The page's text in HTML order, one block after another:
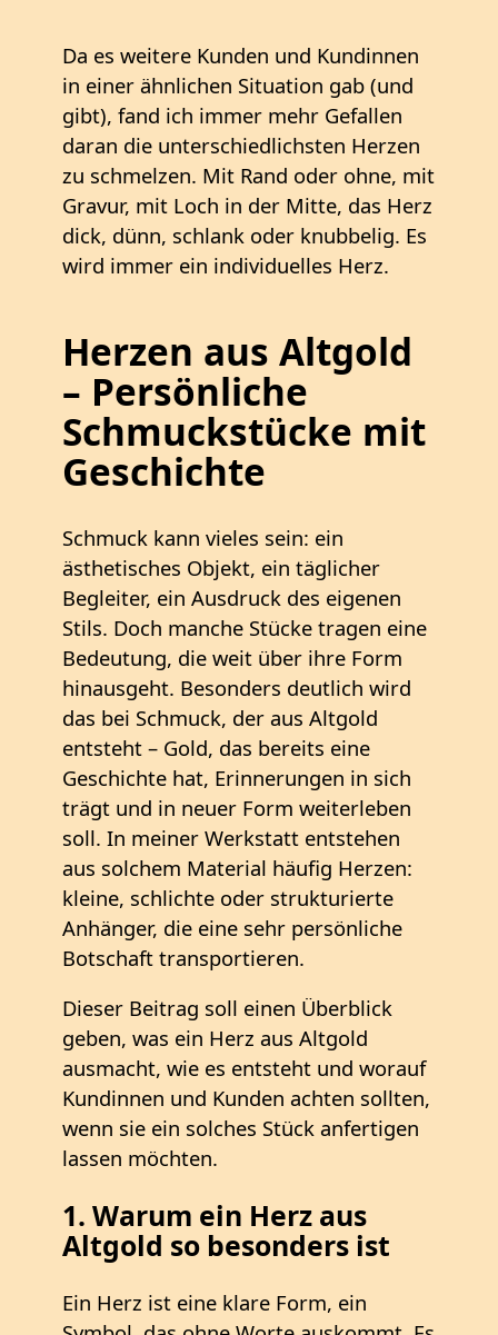
Da es weitere Kunden und Kundinnen
in einer ähnlichen Situation gab (und
gibt), fand ich immer mehr Gefallen
daran die unterschiedlichsten Herzen
zu schmelzen. Mit Rand oder ohne, mit
Gravur, mit Loch in der Mitte, das Herz
dick, dünn, schlank oder knubbelig. Es
wird immer ein individuelles Herz.
Herzen aus Altgold
– Persönliche
Schmuckstücke mit
Geschichte
Schmuck kann vieles sein: ein
ästhetisches Objekt, ein täglicher
Begleiter, ein Ausdruck des eigenen
Stils. Doch manche Stücke tragen eine
Bedeutung, die weit über ihre Form
hinausgeht. Besonders deutlich wird
das bei Schmuck, der aus Altgold
entsteht – Gold, das bereits eine
Geschichte hat, Erinnerungen in sich
trägt und in neuer Form weiterleben
soll. In meiner Werkstatt entstehen
aus solchem Material häufig Herzen:
kleine, schlichte oder strukturierte
Anhänger, die eine sehr persönliche
Botschaft transportieren.
Dieser Beitrag soll einen Überblick
geben, was ein Herz aus Altgold
ausmacht, wie es entsteht und worauf
Kundinnen und Kunden achten sollten,
wenn sie ein solches Stück anfertigen
lassen möchten.
1. Warum ein Herz aus
Altgold so besonders ist
Ein Herz ist eine klare Form, ein